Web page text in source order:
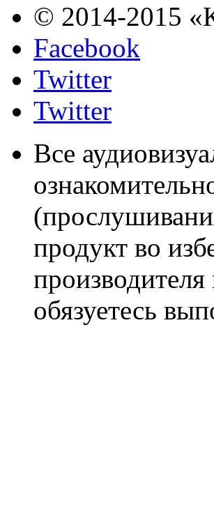
© 2014-2015
Facebook
Twitter
Twitter
Все
продукт во
обязуетесь